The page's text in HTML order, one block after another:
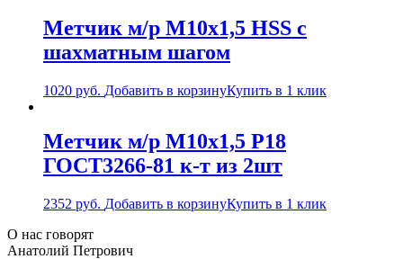
Метчик м/р М10х1,5 НSS с
шахматным шагом
1020 руб. Добавить в корзинуКупить в 1 клик
Метчик м/р М10х1,5 Р18
ГОСТ3266-81 к-т из 2шт
2352 руб. Добавить в корзинуКупить в 1 клик
О нас говорят
Анатолий Петрович